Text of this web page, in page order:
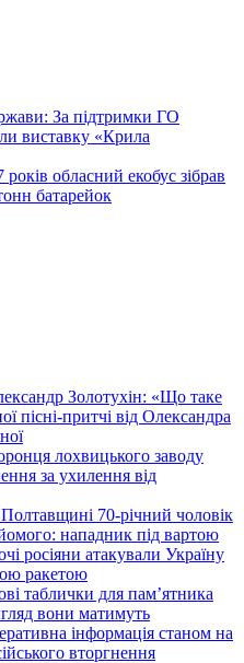
За підтримки ГО
виставку «Крила
років обласний екобус зібрав
батарейок
Золотухін: «Що таке
пісні-притчі від Олександра
лохвицького заводу
за ухилення від
70-річний чоловік
нападник під вартою
росіяни атакували Україну
ракетою
таблички для пам’ятника
вони матимуть
інформація станом на
вторгнення